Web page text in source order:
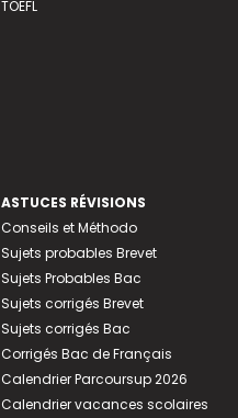
TOEFL
ASTUCES RÉVISIONS
Conseils et Méthodo
Sujets probables Brevet
Sujets Probables Bac
Sujets corrigés Brevet
Sujets corrigés Bac
Corrigés Bac de Français
Calendrier Parcoursup 2026
Calendrier vacances scolaires